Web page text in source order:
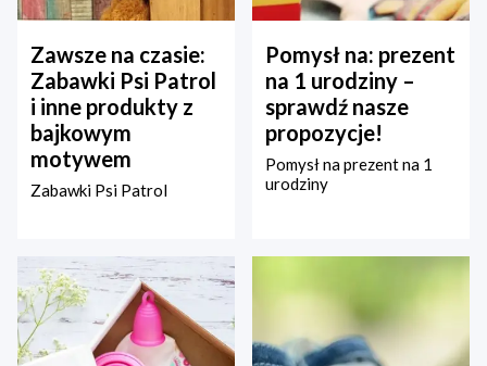
Zawsze na czasie:
Zabawki Psi Patrol
i inne produkty z
bajkowym
motywem
Zabawki Psi Patrol
Pomysł na: prezent
na 1 urodziny –
sprawdź nasze
propozycje!
Pomysł na prezent na 1
urodziny